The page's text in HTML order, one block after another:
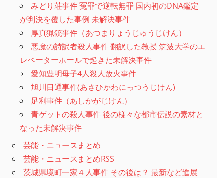
みどり荘事件 冤罪で逆転無罪 国内初のDNA鑑定
が判決を覆した事例 未解決事件
厚真猟銃事件（あつまりょうじゅうじけん）
悪魔の詩訳者殺人事件 翻訳した教授 筑波大学のエ
レベーターホールで起きた未解決事件
愛知豊明母子4人殺人放火事件
旭川日通事件(あさひかわにっつうじけん)
足利事件（あしかがじけん）
青ゲットの殺人事件 後の様々な都市伝説の素材と
なった未解決事件
芸能・ニュースまとめ
芸能・ニュースまとめRSS
茨城県境町一家４人事件 その後は？ 最新など進展